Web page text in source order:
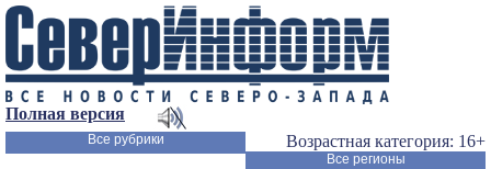
Полная версия
Возрастная категория: 16+
Все рубрики
Все регионы